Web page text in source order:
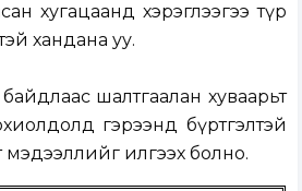
хугацаанд хэрэглээгээ түр
хандана уу.
шалтгаалан хуваарьт
гэрээнд бүртгэлтэй
мэдээллийг илгээх болно.